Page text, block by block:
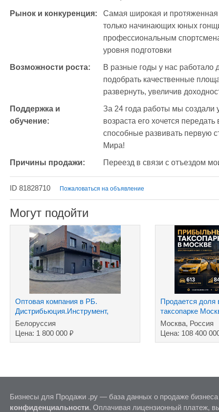
Рынок и конкуренция:
Самая широкая и
только начинающих юных
профессиональным
уровня подготовки
Возможности роста:
В разные годы у нас работало
подобрать качественные
развернуть, увеличив
Поддержка и
обучение:
За 24 года работы мы создали
возраста его хочется
способные развивать первую
Мира!
Причины продажи: Переезд в связи с отъездом
ID 81828710 Пожаловаться на объявление
Могут подойти
Оптовая компания в РБ.
Дистрибьюция.Инструмент,
хозтовары ТНП.Дилер.
Белоруссия
Цена: 1 800 000 ₽
Продается доля
таксопарке
Москва, Россия
Цена: 108 400
Бизнесы для Продажи .ру — база данных о продаже
конфиденциальности. Оплачивая лицензионный платеж,